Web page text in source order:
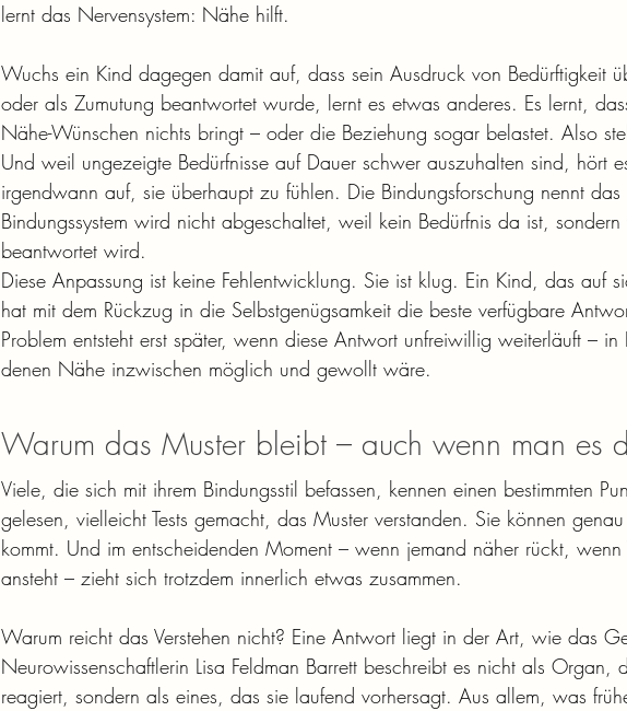
lernt das Nervensystem: Nähe hilft.
Wuchs ein Kind dagegen damit auf, dass sein Ausdruck von Bedürftigkeit
oder als Zumutung beantwortet wurde, lernt es etwas anderes. Es lernt,
Nähe-Wünschen nichts bringt – oder die Beziehung sogar belastet. Also
Und weil ungezeigte Bedürfnisse auf Dauer schwer auszuhalten sind, hört
irgendwann auf, sie überhaupt zu fühlen. Die Bindungsforschung nennt das
Bindungssystem wird nicht abgeschaltet, weil kein Bedürfnis da ist,
beantwortet wird.
Diese Anpassung ist keine Fehlentwicklung. Sie ist klug. Ein Kind, das auf
hat mit dem Rückzug in die Selbstgenügsamkeit die beste verfügbare
Problem entsteht erst später, wenn diese Antwort unfreiwillig weiterläuft – in
denen Nähe inzwischen möglich und gewollt wäre.
Warum das Muster bleibt – auch wenn man es
Viele, die sich mit ihrem Bindungsstil befassen, kennen einen bestimmten
gelesen, vielleicht Tests gemacht, das Muster verstanden. Sie können
kommt. Und im entscheidenden Moment – wenn jemand näher rückt, wenn
ansteht – zieht sich trotzdem innerlich etwas zusammen.
Warum reicht das Verstehen nicht? Eine Antwort liegt in der Art, wie das
Neurowissenschaftlerin Lisa Feldman Barrett beschreibt es nicht als Organ,
reagiert, sondern als eines, das sie laufend vorhersagt. Aus allem, was